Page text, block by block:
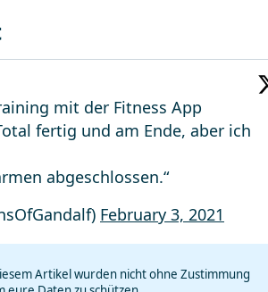
mit der Fitness App
fertig und am Ende, aber ich
abgeschlossen.“
February 3, 2021
Artikel wurden nicht ohne Zustimmung